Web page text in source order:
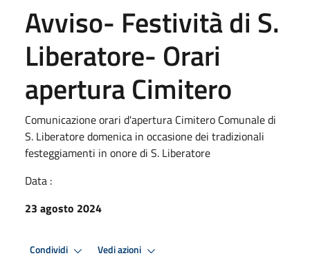
Avviso- Festività di S.
Liberatore- Orari
apertura Cimitero
Comunicazione orari d'apertura Cimitero Comunale di
S. Liberatore domenica in occasione dei tradizionali
festeggiamenti in onore di S. Liberatore
Data :
23 agosto 2024
Condividi Vedi azioni